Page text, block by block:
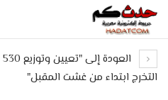
التخرج ابتداء من غشت المقبل"